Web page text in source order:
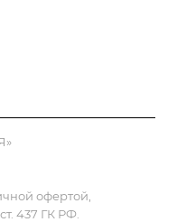
офертой,
437 ГК РФ.